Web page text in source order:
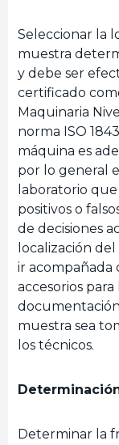
Seleccionar la
muestra
y debe ser
certificado
Maquinaria
norma ISO
máquina es
por lo general
laboratorio
positivos o
de decisiones
localización
ir acompañada
accesorios
muestra sea
los técnicos.
Determinar la